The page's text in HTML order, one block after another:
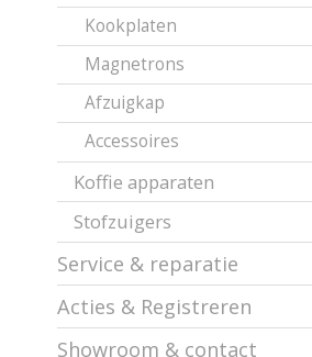
Kookplaten
Magnetrons
Afzuigkap
Accessoires
Koffie apparaten
Stofzuigers
Service & reparatie
Acties & Registreren
Showroom & contact